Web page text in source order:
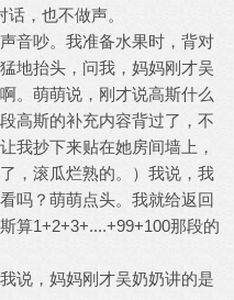
，也不做声。
音吵。我准备水果时，背对
地抬头，问我，妈妈刚才吴
。萌萌说，刚才说高斯什么
高斯的补充内容背过了，不
我抄下来贴在她房间墙上，
，滚瓜烂熟的。）我说，我
吗？萌萌点头。我就给返回
算1+2+3+....+99+100那段的
说，妈妈刚才吴奶奶讲的是